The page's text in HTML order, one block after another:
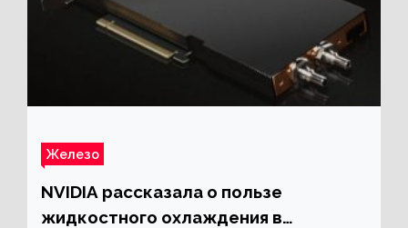
Железо
NVIDIA рассказала о пользе
жидкостного охлаждения в